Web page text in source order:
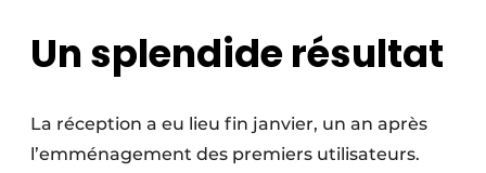
Un splendide résultat
La réception a eu lieu fin janvier, un an après
l’emménagement des premiers utilisateurs.